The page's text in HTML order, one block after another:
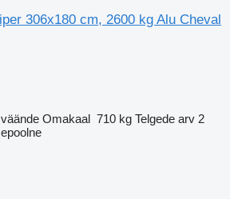
306x180 cm, 2600 kg Alu Cheval
väände Omakaal 710 kg Telgede arv 2